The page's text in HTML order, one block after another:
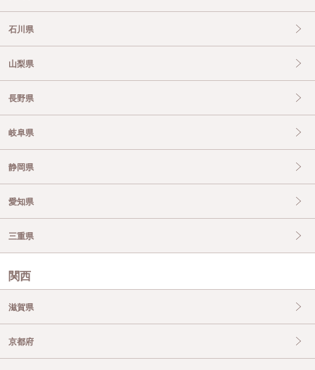
石川県
山梨県
長野県
岐阜県
静岡県
愛知県
三重県
関西
滋賀県
京都府